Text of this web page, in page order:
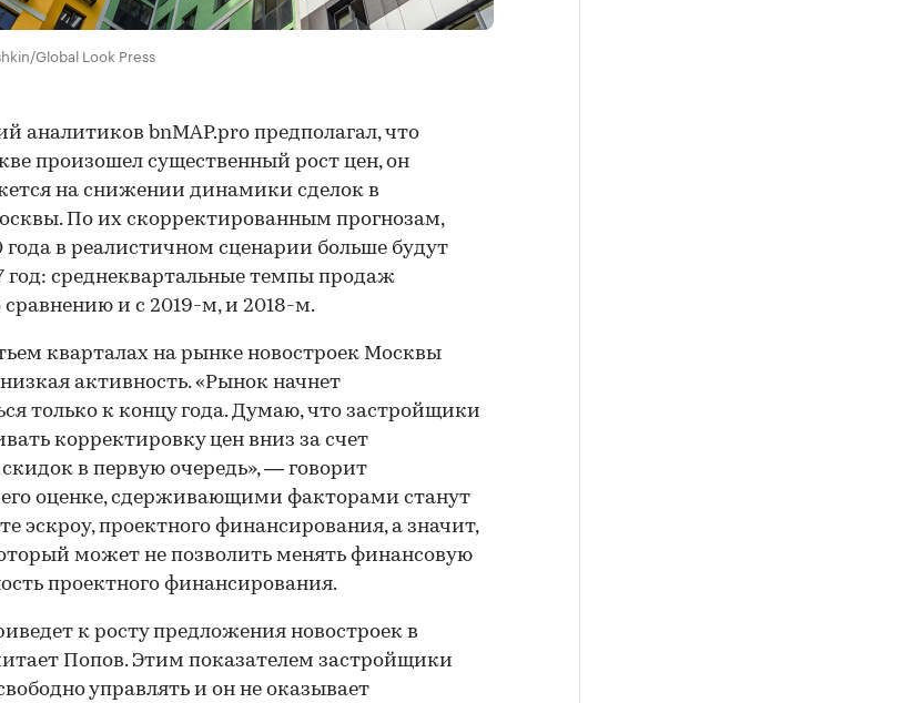
Global Look Press
аналитиков bnMAP.pro предполагал, что
произошел существенный рост цен, он
на снижении динамики сделок в
По их скорректированным прогнозам,
года в реалистичном сценарии больше будут
год: среднеквартальные темпы продаж
и с 2019-м, и 2018-м.
кварталах на рынке новостроек Москвы
активность. «Рынок начнет
только к концу года. Думаю, что застройщики
корректировку цен вниз за счет
в первую очередь», — говорит
оценке, сдерживающими факторами станут
эскроу, проектного финансирования, а значит,
может не позволить менять финансовую
проектного финансирования.
к росту предложения новостроек в
Попов. Этим показателем застройщики
управлять и он не оказывает